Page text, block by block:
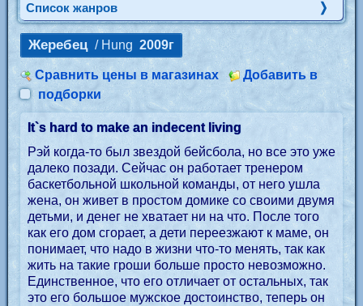
Список жанров
Жеребец / Hung 2009г
Сравнить цены в магазинах
Добавить в
подборки
It`s hard to make an indecent living
Рэй когда-то был звездой бейсбола, но все это уже
далеко позади. Сейчас он работает тренером
баскетбольной школьной команды, от него ушла
жена, он живет в простом домике со своими двумя
детьми, и денег не хватает ни на что. После того
как его дом сгорает, а дети переезжают к маме, он
понимает, что надо в жизни что-то менять, так как
жить на такие гроши больше просто невозможно.
Единственное, что его отличает от остальных, так
это его большое мужское достоинство, теперь он